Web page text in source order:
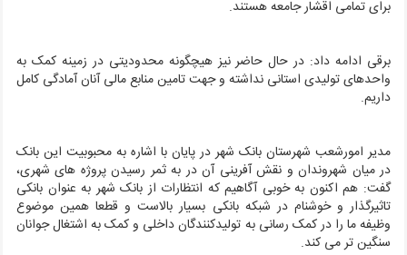
برای تمامی اقشار جامعه هستند.
برقی ادامه داد: در حال حاضر نیز هیچگونه محدودیتی در زمینه کمک به
واحدهای تولیدی استانی نداشته و جهت تامین منابع مالی آنان آمادگی کامل
داریم.
مدیر امورشعب شهرستان بانک شهر در پایان با اشاره به محبوبیت این بانک
در میان شهروندان و نقش آفرینی آن در به ثمر رسیدن پروژه های شهری،
گفت: هم اکنون به خوبی آگاهیم که انتظارات از بانک شهر به عنوان بانکی
تاثیرگذار و خوشنام در شبکه بانکی بسیار بالاست و قطعا همین موضوع
وظیفه ما را در کمک رسانی به تولیدکنندگان داخلی و کمک به اشتغال جوانان
سنگین تر می کند.